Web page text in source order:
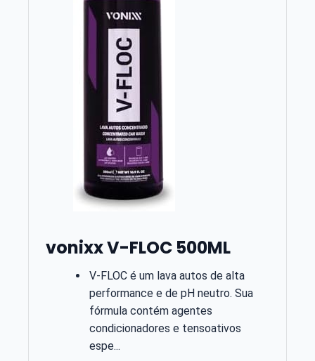
vonixx V-FLOC 500ML
V-FLOC é um lava autos de alta
performance e de pH neutro. Sua
fórmula contém agentes
condicionadores e tensoativos
espe...